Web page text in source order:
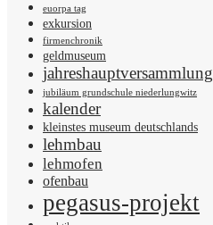
euorpa tag
exkursion
firmenchronik
geldmuseum
jahreshauptversammlung
jubiläum grundschule niederlungwitz
kalender
kleinstes museum deutschlands
lehmbau
lehmofen
ofenbau
pegasus-projekt